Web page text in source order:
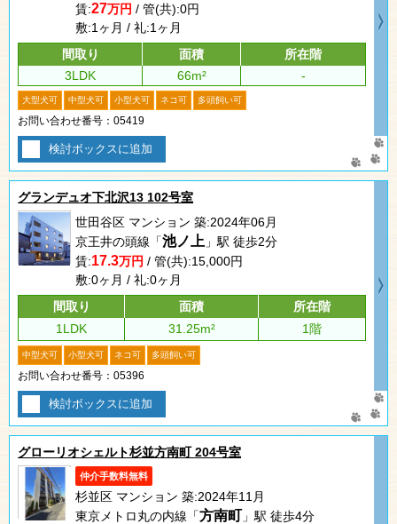
賃:27万円 / 管(共):0円
敷:1ヶ月 / 礼:1ヶ月
間取り
面積
所在階
3LDK
66m² -
大型犬可 中型犬可 小型犬可 ネコ可 多頭飼い可
お問い合わせ番号：05419
検討ボックスに追加
グランデュオ下北沢13 102号室
世田谷区 マンション 築:2024年06月
京王井の頭線「池ノ上 」駅 徒歩2分
賃:17.3万円 / 管(共):15,000円
敷:0ヶ月 / 礼:0ヶ月
間取り
面積
所在階
1LDK
31.25m² 1階
中型犬可 小型犬可 ネコ可 多頭飼い可
お問い合わせ番号：05396
検討ボックスに追加
グローリオシェルト杉並方南町 204号室
仲介手数料無料
杉並区 マンション 築:2024年11月
東京メトロ丸の内線「方南町 」駅 徒歩4分